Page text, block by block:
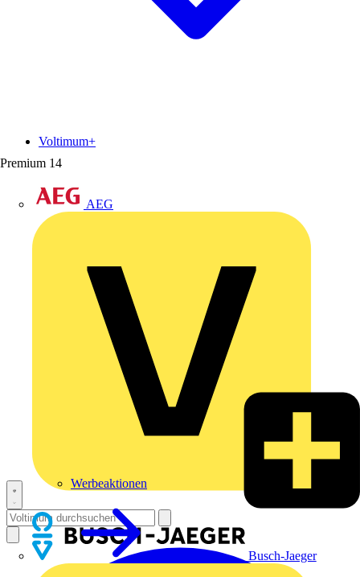
Premium 14
AEG
Busch-Jaeger
Voltimum+
Werbeaktionen